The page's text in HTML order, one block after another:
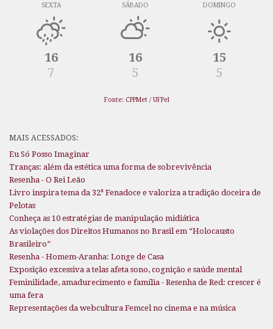
SEXTA
16
7
SÁBADO
16
5
DOMINGO
15
5
Fonte: CPPMet / UFPel
MAIS ACESSADOS:
Eu Só Posso Imaginar
Tranças: além da estética uma forma de sobrevivência
Resenha - O Rei Leão
Livro inspira tema da 32ª Fenadoce e valoriza a tradição doceira de
Pelotas
Conheça as 10 estratégias de manipulação midiática
As violações dos Direitos Humanos no Brasil em “Holocausto
Brasileiro”
Resenha - Homem-Aranha: Longe de Casa
Exposição excessiva a telas afeta sono, cognição e saúde mental
Feminilidade, amadurecimento e família - Resenha de Red: crescer é
uma fera
Representações da webcultura Femcel no cinema e na música